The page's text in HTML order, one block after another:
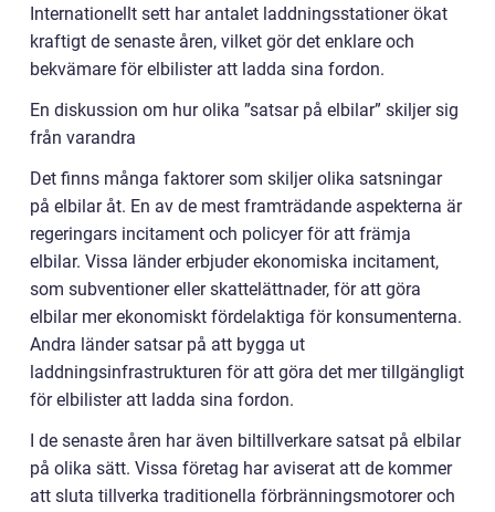
Internationellt sett har antalet laddningsstationer ökat
kraftigt de senaste åren, vilket gör det enklare och
bekvämare för elbilister att ladda sina fordon.
En diskussion om hur olika ”satsar på elbilar” skiljer sig
från varandra
Det finns många faktorer som skiljer olika satsningar
på elbilar åt. En av de mest framträdande aspekterna är
regeringars incitament och policyer för att främja
elbilar. Vissa länder erbjuder ekonomiska incitament,
som subventioner eller skattelättnader, för att göra
elbilar mer ekonomiskt fördelaktiga för konsumenterna.
Andra länder satsar på att bygga ut
laddningsinfrastrukturen för att göra det mer tillgängligt
för elbilister att ladda sina fordon.
I de senaste åren har även biltillverkare satsat på elbilar
på olika sätt. Vissa företag har aviserat att de kommer
att sluta tillverka traditionella förbränningsmotorer och